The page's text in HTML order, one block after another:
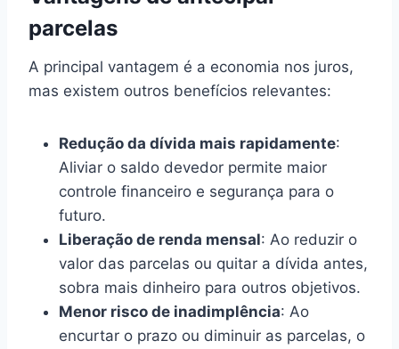
parcelas
A principal vantagem é a economia nos juros,
mas existem outros benefícios relevantes:
Redução da dívida mais rapidamente:
Aliviar o saldo devedor permite maior
controle financeiro e segurança para o
futuro.
Liberação de renda mensal: Ao reduzir o
valor das parcelas ou quitar a dívida antes,
sobra mais dinheiro para outros objetivos.
Menor risco de inadimplência: Ao
encurtar o prazo ou diminuir as parcelas, o